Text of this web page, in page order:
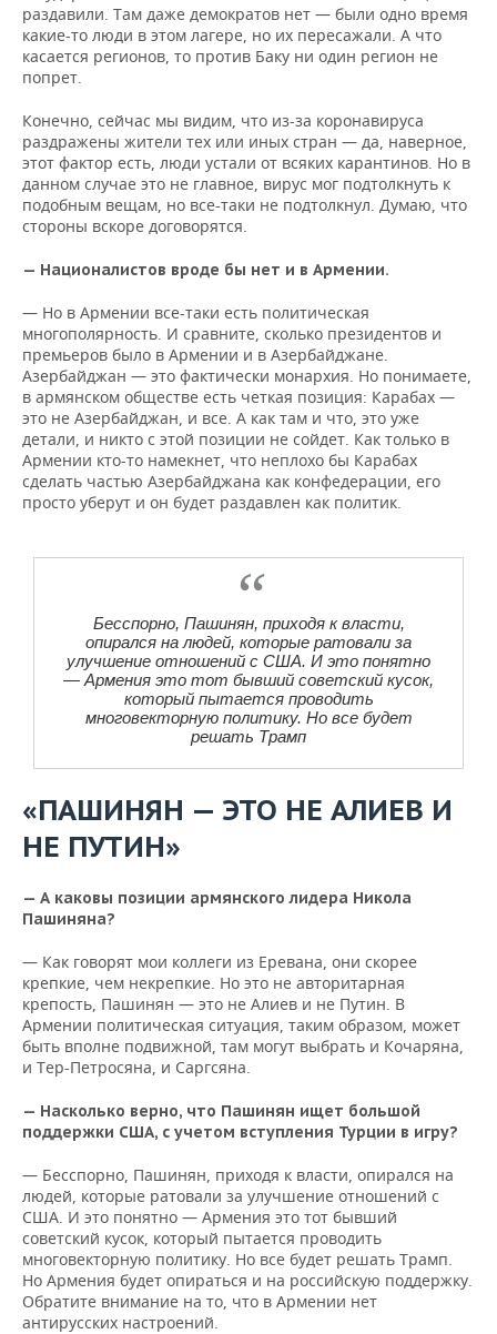
раздавили. Там даже демократов нет — были одно время
какие-то люди в этом лагере, но их пересажали. А что
касается регионов, то против Баку ни один регион не
попрет.
Конечно, сейчас мы видим, что из-за коронавируса
раздражены жители тех или иных стран — да, наверное,
этот фактор есть, люди устали от всяких карантинов. Но в
данном случае это не главное, вирус мог подтолкнуть к
подобным вещам, но все-таки не подтолкнул. Думаю, что
стороны вскоре договорятся.
— Националистов вроде бы нет и в Армении.
— Но в Армении все-таки есть политическая
многополярность. И сравните, сколько президентов и
премьеров было в Армении и в Азербайджане.
Азербайджан — это фактически монархия. Но понимаете,
в армянском обществе есть четкая позиция: Карабах —
это не Азербайджан, и все. А как там и что, это уже
детали, и никто с этой позиции не сойдет. Как только в
Армении кто-то намекнет, что неплохо бы Карабах
сделать частью Азербайджана как конфедерации, его
просто уберут и он будет раздавлен как политик.
Бесспорно, Пашинян, приходя к власти,
опирался на людей, которые ратовали за
улучшение отношений с США. И это понятно
— Армения это тот бывший советский кусок,
который пытается проводить
многовекторную политику. Но все будет
решать Трамп
«ПАШИНЯН — ЭТО НЕ АЛИЕВ И
НЕ ПУТИН»
— А каковы позиции армянского лидера Никола
Пашиняна?
— Как говорят мои коллеги из Еревана, они скорее
крепкие, чем некрепкие. Но это не авторитарная
крепость, Пашинян — это не Алиев и не Путин. В
Армении политическая ситуация, таким образом, может
быть вполне подвижной, там могут выбрать и Кочаряна,
и Тер-Петросяна, и Саргсяна.
— Насколько верно, что Пашинян ищет большой
поддержки США, с учетом вступления Турции в игру?
— Бесспорно, Пашинян, приходя к власти, опирался на
людей, которые ратовали за улучшение отношений с
США. И это понятно — Армения это тот бывший
советский кусок, который пытается проводить
многовекторную политику. Но все будет решать Трамп.
Но Армения будет опираться и на российскую поддержку.
Обратите внимание на то, что в Армении нет
антирусских настроений.